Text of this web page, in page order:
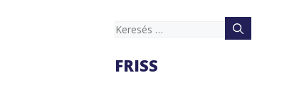
Keresés:
FRISS